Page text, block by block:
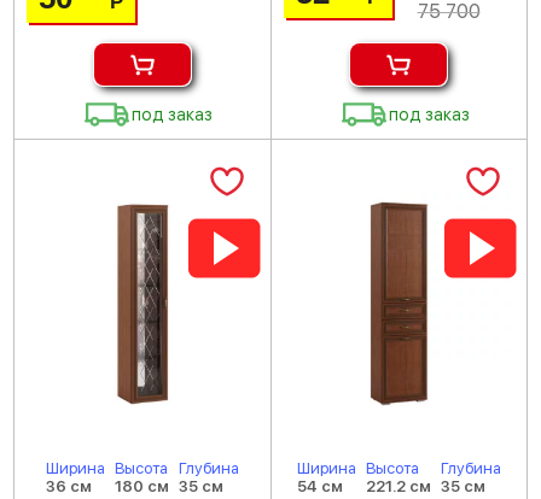
под заказ
75 700
под заказ
Ширина
36 см
Высота
180 см
Глубина
35 см
Ширина
54 см
Высота
221.2 см
Глубина
35 см